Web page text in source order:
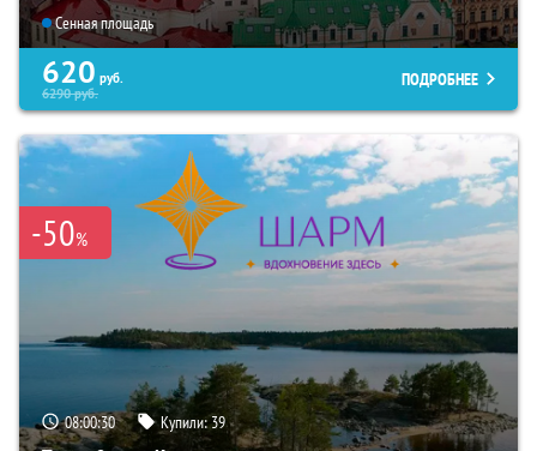
Сенная площадь
620 руб.
6290руб.
ПОДРОБНЕЕ
-50%
08:00:29 Купили:39